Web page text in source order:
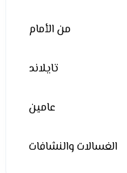
من الأمام
تايلاند
عامين
الغسالات والنشافات